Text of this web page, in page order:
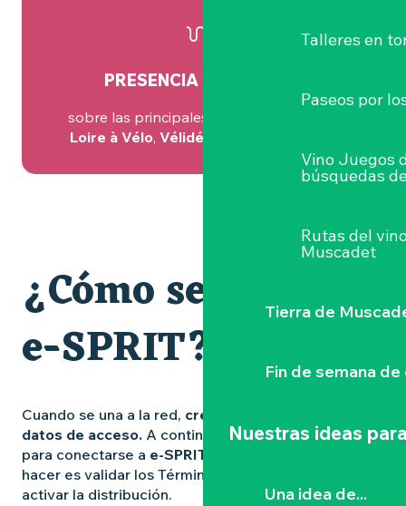
Talleres en
Paseos por
Vino Juegos
búsquedas
Rutas del
Muscadet
Tierra de
Fin de semana
Nuestras ideas
Una idea de...
PRESENCIA CONSTANTE
sobre las principales rutas de la región (
Loire à Vélo, Vélidéale
¿Cómo se accede a
e-SPRIT?
Cuando se una a la red, crearemos su perfil y sus
datos de acceso. A continuación, recibirá un enlace
para conectarse a e-SPRIT
hacer es validar los Términos y Condiciones para
activar la distribución.